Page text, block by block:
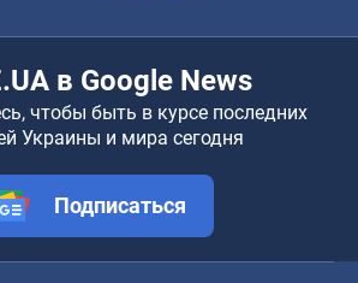
в Google News
чтобы быть в курсе последних
Украины и мира сегодня
Подписаться